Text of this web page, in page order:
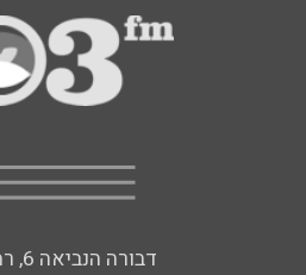
דבורה הנביאה 6, רמת השרון